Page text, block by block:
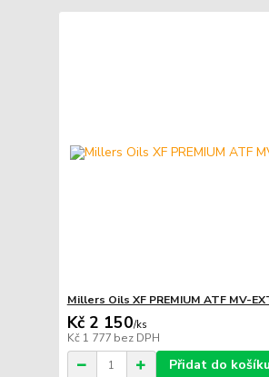
Millers Oils XF PREMIUM ATF MV-
Kč 2 150/ks
Kč 1 777 bez DPH
Přidat do košíku